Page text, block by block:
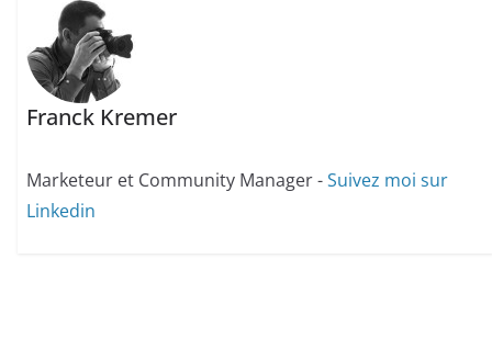
Franck Kremer
Marketeur et Community Manager -Suivez moi sur
Linkedin